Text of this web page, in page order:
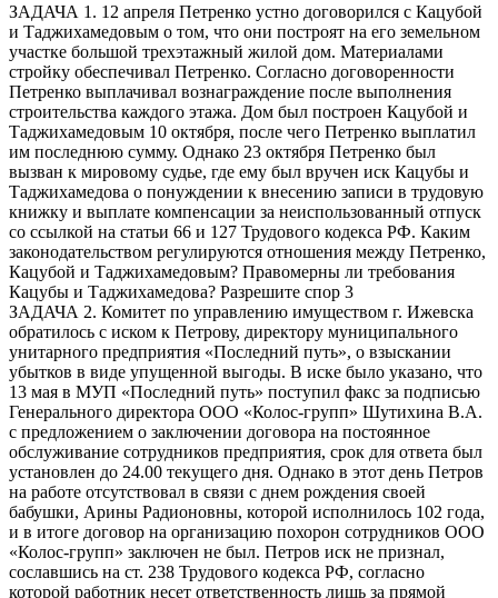
ЗАДАЧА 1. 12 апреля Петренко устно договорился с Кацубой
и Таджихамедовым о том, что они построят на его земельном
участке большой трехэтажный жилой дом. Материалами
стройку обеспечивал Петренко. Согласно договоренности
Петренко выплачивал вознаграждение после выполнения
строительства каждого этажа. Дом был построен Кацубой и
Таджихамедовым 10 октября, после чего Петренко выплатил
им последнюю сумму. Однако 23 октября Петренко был
вызван к мировому судье, где ему был вручен иск Кацубы и
Таджихамедова о понуждении к внесению записи в трудовую
книжку и выплате компенсации за неиспользованный отпуск
со ссылкой на статьи 66 и 127 Трудового кодекса РФ. Каким
законодательством регулируются отношения между Петренко,
Кацубой и Таджихамедовым? Правомерны ли требования
Кацубы и Таджихамедова? Разрешите спор 3
ЗАДАЧА 2. Комитет по управлению имуществом г. Ижевска
обратилось с иском к Петрову, директору муниципального
унитарного предприятия «Последний путь», о взыскании
убытков в виде упущенной выгоды. В иске было указано, что
13 мая в МУП «Последний путь» поступил факс за подписью
Генерального директора ООО «Колос-групп» Шутихина В.А.
с предложением о заключении договора на постоянное
обслуживание сотрудников предприятия, срок для ответа был
установлен до 24.00 текущего дня. Однако в этот день Петров
на работе отсутствовал в связи с днем рождения своей
бабушки, Арины Радионовны, которой исполнилось 102 года,
и в итоге договор на организацию похорон сотрудников ООО
«Колос-групп» заключен не был. Петров иск не признал,
сославшись на ст. 238 Трудового кодекса РФ, согласно
которой работник несет ответственность лишь за прямой